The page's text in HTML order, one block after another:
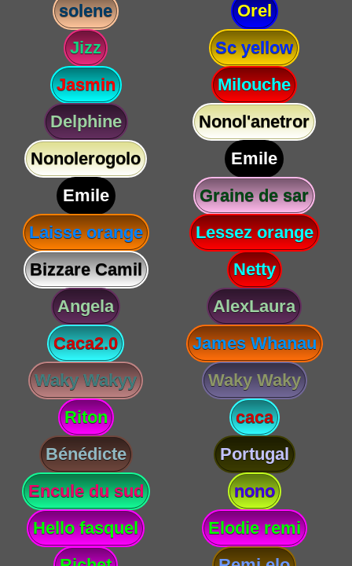
solene
Orel
Jizz
Sc yellow
Jasmin
Milouche
Delphine
Nonol'anetror
Nonolerogolo
Emile
Emile
Graine de sar
Laisse orange
Lessez orange
Bizzare Camil
Netty
Angela
AlexLaura
Caca2.0
James Whanau
Waky Wakyy
Waky Waky
Riton
caca
Bénédicte
Portugal
Encule du sud
nono
Hello fasquel
Elodie remi